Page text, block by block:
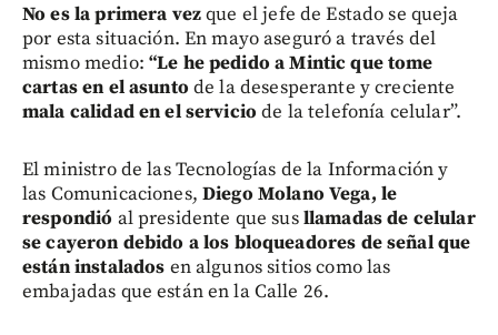
No es la primera vezque el jefe de Estado se queja
por esta situación. En mayo aseguró a través del
mismo medio: “Le he pedido a Mintic que tome
cartas en el asunto de la desesperante y creciente
mala calidad en el servicio de la telefonía celular”.
El ministro de las Tecnologías de la Información y
las Comunicaciones, Diego Molano Vega, le
respondió al presidente que susllamadas de celular
se cayeron debido a los bloqueadores de señal que
están instalados en algunos sitios como las
embajadas que están en la Calle 26.